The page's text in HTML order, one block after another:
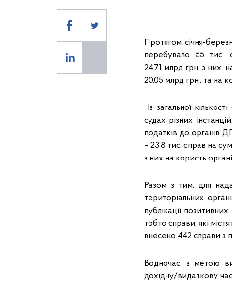
Протягом січня-
перебувало 55 тис.
24,71 млрд грн, з них:
20,05 млрд грн., та на
Із загальної
судах різних
податків до органів
– 23,8 тис. справ на
з них на користь
Разом з тим, для
територіальних
публікації
тобто справи, які
внесено 442 справи з
Водночас, з метою
дохідну/видаткову